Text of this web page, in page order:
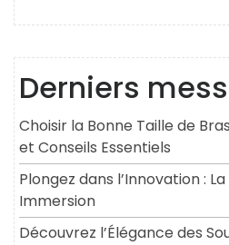
Derniers
Choisir la Bonne Taille de
et Conseils Essentiels
Plongez dans l’Innovation :
Immersion
Découvrez l’Élégance des